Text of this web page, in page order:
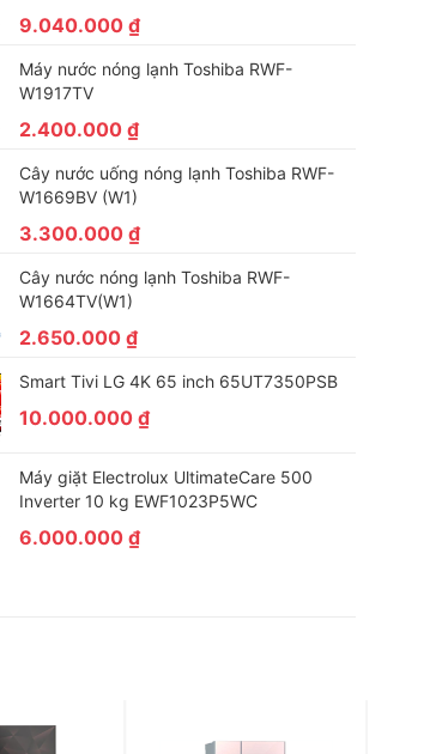
9.040.000₫
Máy nước nóng lạnh Toshiba RWF-
W1917TV
2.400.000₫
Cây nước uống nóng lạnh Toshiba RWF-
W1669BV (W1)
3.300.000₫
Cây nước nóng lạnh Toshiba RWF-
W1664TV(W1)
2.650.000₫
Smart Tivi LG 4K 65 inch 65UT7350PSB
10.000.000₫
Máy giặt Electrolux UltimateCare 500
Inverter 10 kg EWF1023P5WC
6.000.000₫